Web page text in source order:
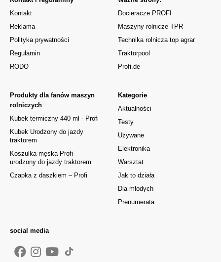
Kontakt
Reklama
Polityka prywatności
Regulamin
RODO
Kategorie
Aktualności
Testy
Używane
Elektronika
Warsztat
Jak to działa
Dla młodych
Prenumerata
Produkty dla fanów maszyn
rolniczych
Kubek termiczny 440 ml - Profi
Kubek Urodzony do jazdy
traktorem
Koszulka męska Profi -
urodzony do jazdy traktorem
Czapka z daszkiem – Profi
Docieracze PROFI
Maszyny rolnicze TPR
Technika rolnicza top agrar
Traktorpool
Profi.de
social media